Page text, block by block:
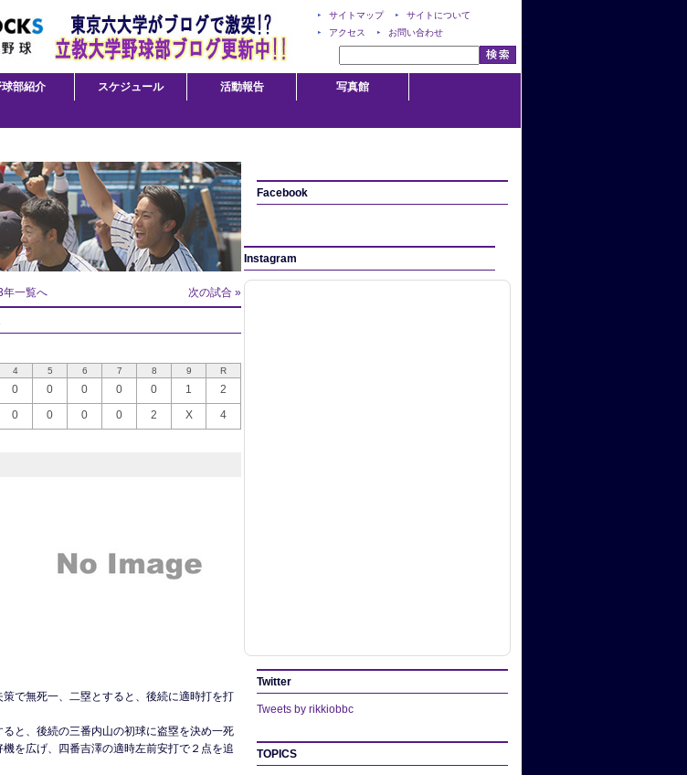
サイトマップ
サイトについて
アクセス
お問い合わせ
部紹介 スケジュール 活動報告 写真館
年一覧へ 次の試合 »
4 5 6 7 8 9 R
0 0 0 0 0 1 2
0 0 0 0 2 X 4
で無死一、二塁とすると、後続に適時打を打
と、後続の三番内山の初球に盗塁を決め一死
を広げ、四番吉澤の適時左前安打で２点を追
Facebook
Instagram
Twitter
Tweets by rikkiobbc
TOPICS